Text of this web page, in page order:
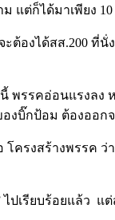
แต่ก็ได้มาเพียง
ต้องได้สส.200 ที่
รรคอ่อนแรงลง
งบิ๊กป้อม ต้องออก
ครงสร้างพรรค
ปเรียบร้อยแล้ว แ